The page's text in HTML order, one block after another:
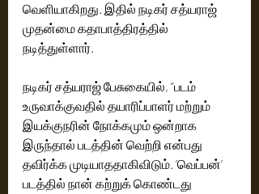
வெளியாகிறது. இதில் நடிகர் சத்யராஜ்
முதன்மை கதாபாத்திரத்தில்
நடித்துள்ளார்.
நடிகர் சத்யராஜ் பேசுகையில், “படம்
உருவாக்குவதில் தயாரிப்பாளர் மற்றும்
இயக்குநரின் நோக்கமும் ஒன்றாக
இருந்தால் படத்தின் வெற்றி என்பது
தவிர்க்க முடியாததாகிவிடும். ’வெப்பன்’
படத்தில் நான் கற்றுக் கொண்டது